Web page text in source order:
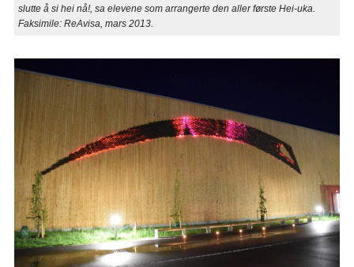
slutte å si hei nå!, sa elevene som arrangerte den aller første Hei-uka.
Faksimile: ReAvisa, mars 2013.